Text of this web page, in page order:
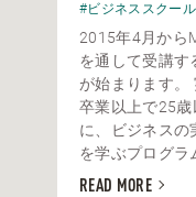
#ビジネススクール
2015年4月から
を通して受講す
が始まります。
卒業以上で25
に、ビジネスの
を学ぶプログラ
READ MORE